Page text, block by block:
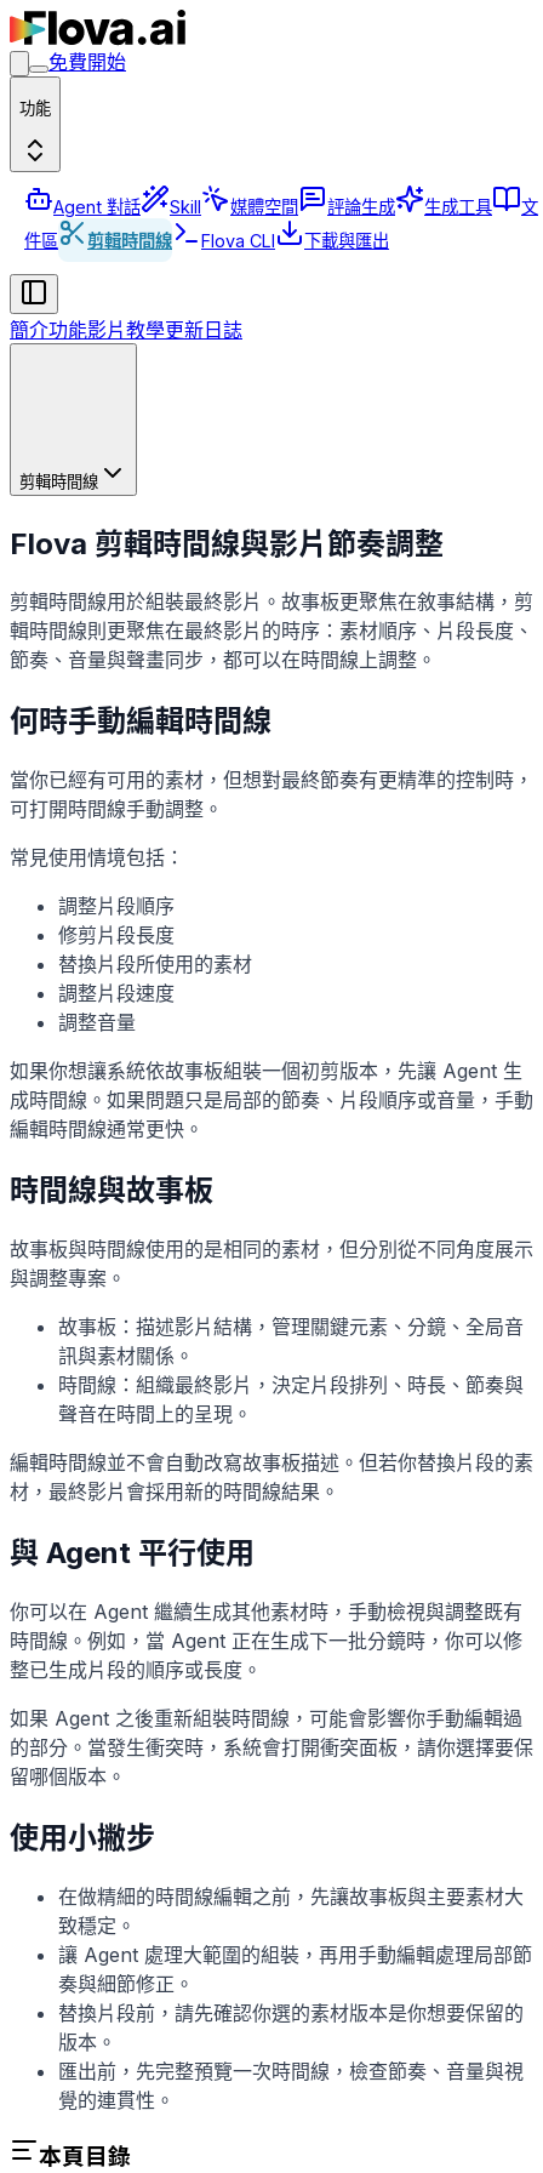
免費開始
功能
Agent 對話 Skill 媒體空間 評論生成 生成工具
文
件區
剪輯時間線 Flova CLI 下載與匯出
簡介功能影片教學更新日誌
剪輯時間線
Flova 剪輯時間線與影片節奏調整
剪輯時間線用於組裝最終影片。故事板更聚焦在敘事結構，剪
輯時間線則更聚焦在最終影片的時序：素材順序、片段長度、
節奏、音量與聲畫同步，都可以在時間線上調整。
何時手動編輯時間線
當你已經有可用的素材，但想對最終節奏有更精準的控制時，
可打開時間線手動調整。
常見使用情境包括：
調整片段順序
修剪片段長度
替換片段所使用的素材
調整片段速度
調整音量
如果你想讓系統依故事板組裝一個初剪版本，先讓 Agent 生
成時間線。如果問題只是局部的節奏、片段順序或音量，手動
編輯時間線通常更快。
時間線與故事板
故事板與時間線使用的是相同的素材，但分別從不同角度展示
與調整專案。
故事板：描述影片結構，管理關鍵元素、分鏡、全局音
訊與素材關係。
時間線：組織最終影片，決定片段排列、時長、節奏與
聲音在時間上的呈現。
編輯時間線並不會自動改寫故事板描述。但若你替換片段的素
材，最終影片會採用新的時間線結果。
與 Agent 平行使用
你可以在 Agent 繼續生成其他素材時，手動檢視與調整既有
時間線。例如，當 Agent 正在生成下一批分鏡時，你可以修
整已生成片段的順序或長度。
如果 Agent 之後重新組裝時間線，可能會影響你手動編輯過
的部分。當發生衝突時，系統會打開衝突面板，請你選擇要保
留哪個版本。
使用小撇步
在做精細的時間線編輯之前，先讓故事板與主要素材大
致穩定。
讓 Agent 處理大範圍的組裝，再用手動編輯處理局部節
奏與細節修正。
替換片段前，請先確認你選的素材版本是你想要保留的
版本。
匯出前，先完整預覽一次時間線，檢查節奏、音量與視
覺的連貫性。
本頁目錄